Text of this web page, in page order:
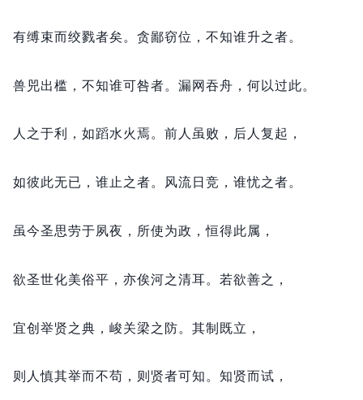
有缚束而绞戮者矣。 贪鄙窃位， 不知谁升之者。
兽兕出槛， 不知谁可咎者。 漏网吞舟， 何以过此。
人之于利， 如蹈水火焉。 前人虽败， 后人复起，
如彼此无已， 谁止之者。 风流日竞， 谁忧之者。
虽今圣思劳于夙夜， 所使为政，恒得此属，
欲圣世化美俗平， 亦俟河之清耳。 若欲善之，
宜创举贤之典， 峻关梁之防。 其制既立，
则人慎其举而不苟， 则贤者可知。 知贤而试，